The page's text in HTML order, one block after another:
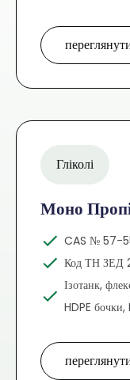
Гліколі
Моно
CAS № 57-
Код ТН ЗЕД
Ізотанк,
HDPE бочки,